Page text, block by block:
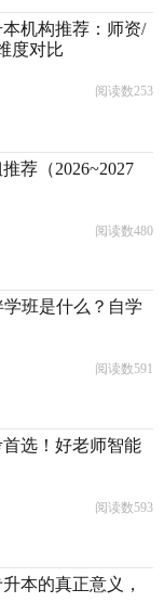
机构推荐：师资/
度对比
阅读数253
荐（2026~2027
阅读数480
班是什么？自学
阅读数591
选！好老师智能
阅读数593
本的真正意义，